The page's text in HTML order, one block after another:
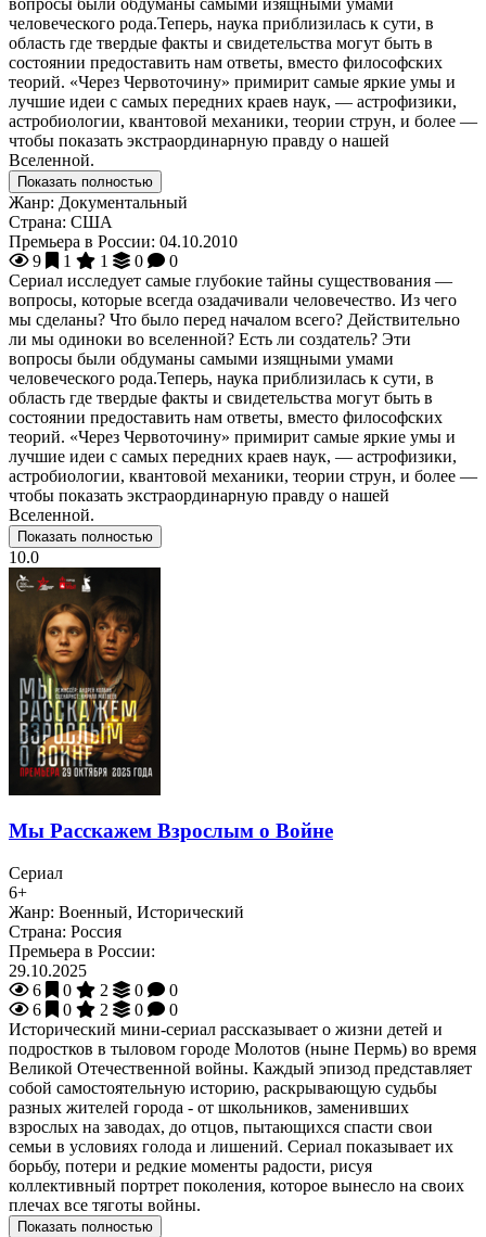
человеческого рода.Теперь, наука приблизилась к сути, в
область где твердые факты и свидетельства могут быть в
состоянии предоставить нам ответы, вместо философских
теорий. «Через Червоточину» примирит самые яркие умы и
лучшие идеи с самых передних краев наук, — астрофизики,
астробиологии, квантовой механики, теории струн, и более —
чтобы показать экстраординарную правду о нашей
Вселенной.
Показать полностью
Жанр: Документальный
Страна: США
Премьера в России: 04.10.2010
9
1 1 0
0
Сериал исследует самые глубокие тайны существования —
вопросы, которые всегда озадачивали человечество. Из чего
мы сделаны? Что было перед началом всего? Действительно
ли мы одиноки во вселенной? Есть ли создатель? Эти
вопросы были обдуманы самыми изящными умами
человеческого рода.Теперь, наука приблизилась к сути, в
область где твердые факты и свидетельства могут быть в
состоянии предоставить нам ответы, вместо философских
теорий. «Через Червоточину» примирит самые яркие умы и
лучшие идеи с самых передних краев наук, — астрофизики,
астробиологии, квантовой механики, теории струн, и более —
чтобы показать экстраординарную правду о нашей
Вселенной.
Показать полностью
10.0
Мы Расскажем Взрослым о Войне
Сериал
6+
Жанр: Военный, Исторический
Страна: Россия
Премьера в России:
29.10.2025
6
0 2 0
0
6
0 2 0
0
Исторический мини-сериал рассказывает о жизни детей и
подростков в тыловом городе Молотов (ныне Пермь) во время
Великой Отечественной войны. Каждый эпизод представляет
собой самостоятельную историю, раскрывающую судьбы
разных жителей города - от школьников, заменивших
взрослых на заводах, до отцов, пытающихся спасти свои
семьи в условиях голода и лишений. Сериал показывает их
борьбу, потери и редкие моменты радости, рисуя
коллективный портрет поколения, которое вынесло на своих
плечах все тяготы войны.
Показать полностью